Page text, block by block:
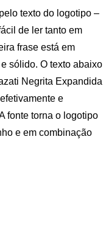
texto do logotipo –
de ler tanto em
frase está em
sólido. O texto abaixo
Negrita Expandida
e
fonte torna o logotipo
e em combinação